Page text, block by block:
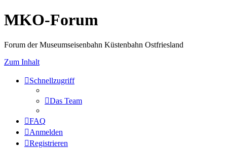
MKO-Forum
Forum der Museumseisenbahn Küstenbahn Ostfriesland
Zum Inhalt
Schnellzugriff
Das Team
FAQ
Anmelden
Registrieren